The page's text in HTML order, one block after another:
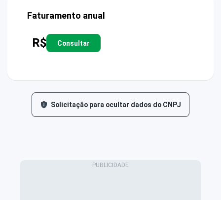
Faturamento anual
R$ Consultar
Solicitação para ocultar dados do CNPJ